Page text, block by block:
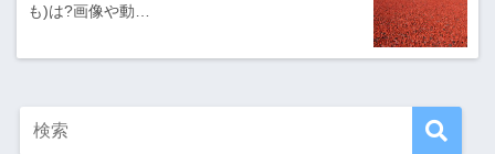
も)は?画像や動…